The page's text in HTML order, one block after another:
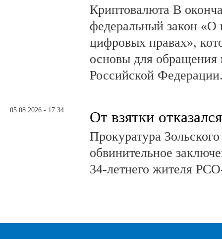
Криптовалюта В
федеральный закон «О
цифровых правах»,
основы для обращения
Российской
05.08.2026 - 17:34 От взятки отказался
Прокуратура
обвинительное
34-летнего жителя